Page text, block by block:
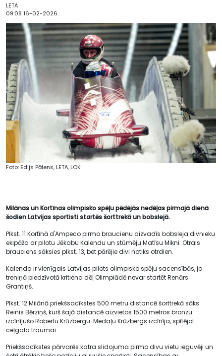
LETA
09:08 16-02-2026
Foto: Edijs Pālens, LETA, LOK
Milānas un Kortīnas olimpisko spēļu pēdējās nedēļas pirmajā dienā
šodien Latvijas sportisti startēs šorttrekā un bobslejā.
Plkst. 11 Kortīnā d'Ampeco pirmo braucienu aizvadīs bobsleja divnieku
ekipāža ar pilotu Jēkabu Kalendu un stūmēju Matīsu Mikni. Otrais
brauciens sāksies plkst. 13, bet pārējie divi notiks otrdien.
Kalenda ir vienīgais Latvijas pilots olimpisko spēļu sacensībās, jo
treniņā piedzīvotā kritiena dēļ Olimpiādē nevar startēt Renārs
Grantiņš.
Plkst. 12 Milānā priekšsacīkstes 500 metru distancē šorttrekā sāks
Reinis Bērziņš, kurš šajā distancē aizvietos 1500 metros bronzu
izcīnījušo Robertu Krūzbergu. Medaļu Krūzbergs izcīnīja, spītējot
ceļgala traumai.
Priekšsacīkstes pārvarēs katra slidojuma pirmo divu vietu ieguvēji un